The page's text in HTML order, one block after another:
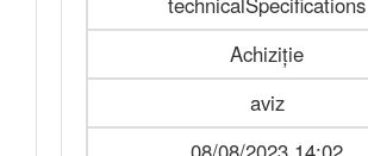
Achiziție
aviz